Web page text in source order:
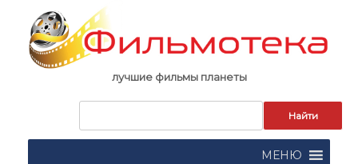
content
лучшие фильмы планеты
поиска:
МЕНЮ